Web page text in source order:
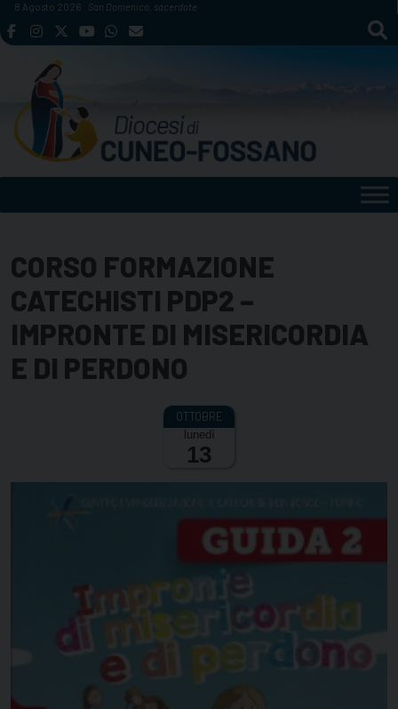
Skip
to
8 Agosto 2026 San Domenico, sacerdote
CORSO FORMAZIONE
CATECHISTI PDP2 –
IMPRONTE DI MISERICORDIA
E DI PERDONO
lunedì
13